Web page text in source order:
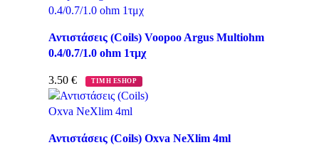
Αντιστάσεις (Coils) Voopoo Argus Multiohm
0.4/0.7/1.0 ohm 1τμχ
3.50 € ΤΙΜΗ ESHOP
Αντιστάσεις (Coils) Oxva NeXlim 4ml